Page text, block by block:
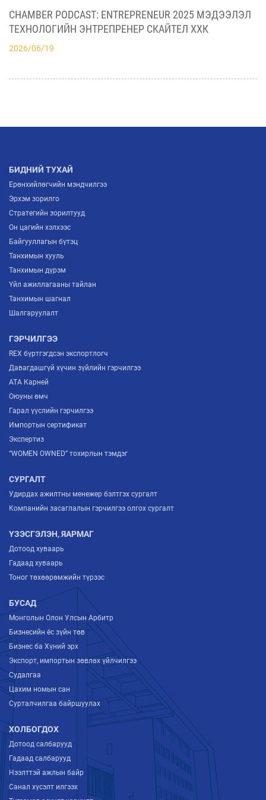
БИЗНЕСИЙН ХАМТЫН АЖИЛЛАГААНЫ ШИНЭ
БОЛОМЖУУДЫГ НЭЭЛЭЭ
2026/07/03
БАЙГУУЛАГДЛАА
CHAMBER PODCAST: ENTREPRENEUR 2025 МЭДЭЭЛЭЛ
ТЕХНОЛОГИЙН ЭНТРЕПРЕНЕР СКАЙТЕЛ ХХК
2026/06/19
БИДНИЙ ТУХАЙ
Ерөнхийлөгчийн мэндчилгээ
Эрхэм зорилго
Стратегийн зорилтууд
Он цагийн хэлхээс
Байгууллагын бүтэц
Танхимын хууль
Танхимын дүрэм
Үйл ажиллагааны тайлан
Танхимын шагнал
Шалгаруулалт
ГЭРЧИЛГЭЭ
REX бүртгэгдсэн экспортлогч
Давагдашгүй хүчин зүйлийн гэрчилгээ
ATA Карней
Оюуны өмч
Гарал үүслийн гэрчилгээ
Импортын сертификат
Экспертиз
“WOMEN OWNED” тохирлын тэмдэг
СУРГАЛТ
Удирдах ажилтны менежер бэлтгэх сургалт
Компанийн засаглалын гэрчилгээ олгох сургалт
ҮЗЭСГЭЛЭН, ЯАРМАГ
Дотоод хуваарь
Гадаад хуваарь
Тоног төхөөрөмжийн түрээс
БУСАД
Монголын Олон Улсын Арбитр
Бизнесийн ёс зүйн төв
Бизнес ба Хүний эрх
Экспорт, импортын зөвлөх үйлчилгээ
Судалгаа
Цахим номын сан
Сурталчилгаа байршуулах
ХОЛБОГДОХ
Дотоод салбарууд
Гадаад салбарууд
Нээлттэй ажлын байр
Санал хүсэлт илгээх